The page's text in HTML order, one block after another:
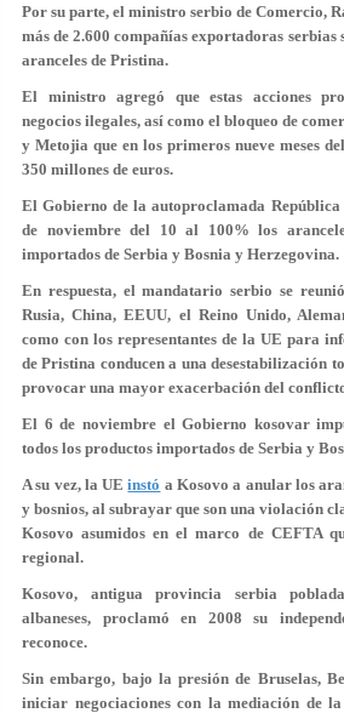
Por su parte, el ministro serbio de Comercio,
más de 2.600 compañías exportadoras serbias
aranceles de Pristina.
El ministro agregó que estas acciones
negocios ilegales, así como el bloqueo de
y Metojia que en los primeros nueve meses
350 millones de euros.
El Gobierno de la autoproclamada República
de noviembre del 10 al 100% los
importados de Serbia y Bosnia y Herzegovina.
En respuesta, el mandatario serbio se
Rusia, China, EEUU, el Reino Unido,
como con los representantes de la UE para
de Pristina conducen a una desestabilización
provocar una mayor exacerbación del
El 6 de noviembre el Gobierno kosovar
todos los productos importados de Serbia y
A su vez, la UEinstó a Kosovo a anular los
y bosnios, al subrayar que son una violación
Kosovo asumidos en el marco de CEFTA
regional.
Kosovo, antigua provincia serbia
albaneses, proclamó en 2008 su
reconoce.
Sin embargo, bajo la presión de Bruselas,
iniciar negociaciones con la mediación de